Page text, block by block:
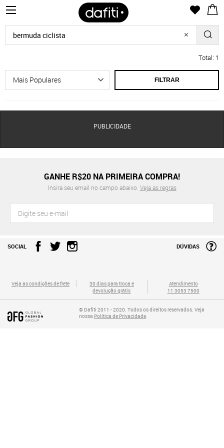
Total: 1
FILTRAR
PUBLICIDADE
GANHE R$20 NA PRIMEIRA COMPRA!
Insira seu email no campo abaixo. Veja as regras
SOCIAL DÚVIDAS
Veja as condições de frete
30 dias para troca e
devolução grátis
Atendimento
11 3053 7500
© Dafiti 2011 - 2020. Todos os direitos reservados. Veja
nossa Política de Privacidade.